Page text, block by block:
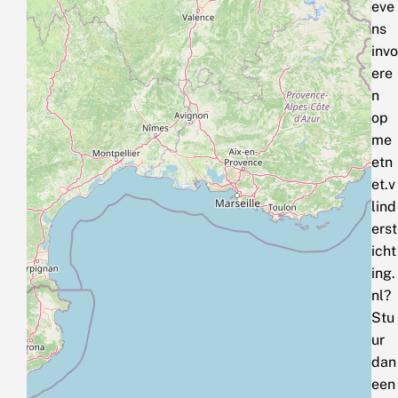
eve
ns
invo
ere
n
op
me
etn
et.v
lind
erst
icht
ing.
nl?
Stu
ur
dan
een